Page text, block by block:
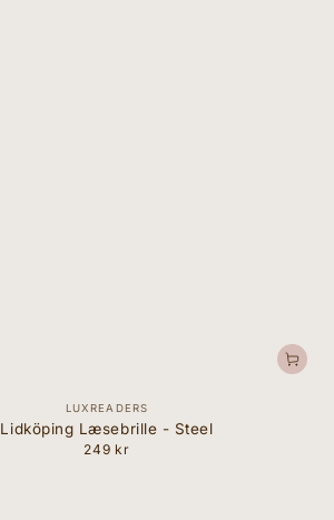
Forhandler:
LUXREADERS
Lidköping Læsebrille - Steel
Normal
249 kr